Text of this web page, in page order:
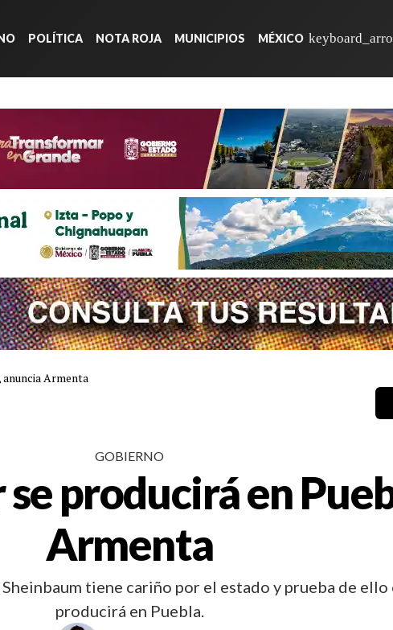
POLÍTICA NOTA ROJA MUNICIPIOS MÉXICO
anuncia Armenta
GOBIERNO
producirá en
Armenta
tiene cariño por el estado y prueba de ello
producirá en Puebla.